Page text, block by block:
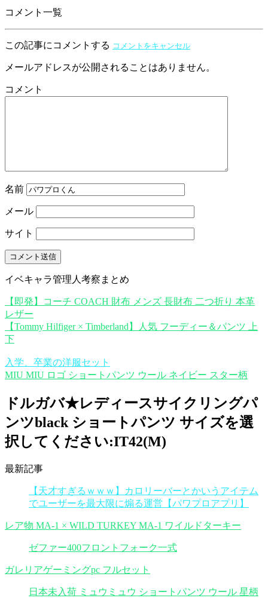
コメント一覧
この記事にコメントする コメントをキャンセル
メールアドレスが公開されることはありません。
コメント
名前
メール
サイト
イベキャラ管理人考察まとめ
【即発】コーチ COACH 財布 メンズ 長財布 二つ折り 本革
レザー
【Tommy Hilfiger × Timberland】人気 フーディー＆パンツ 上
下
入学、卒業の洋服セット
MIU MIU ロゴ ショートパンツ ウール ネイビー スター柄
ドルガバ★レディースサイクリングパ
ンツblack ショートパンツ サイズを選
択してください:IT42(M)
最新記事
【天才すぎるｗｗｗ】カロリーバーとかいうアイテム
でユーザーを最大限に煽る運営【パワプロアプリ】
レア物 MA-1 × WILD TURKEY MA-1 ワイルドターキー
ゼファー400フロントフォーク一式
ガレリアゲーミングpc フルセット
日本未入荷 ミュウミュウ ショートパンツ ウール 星柄